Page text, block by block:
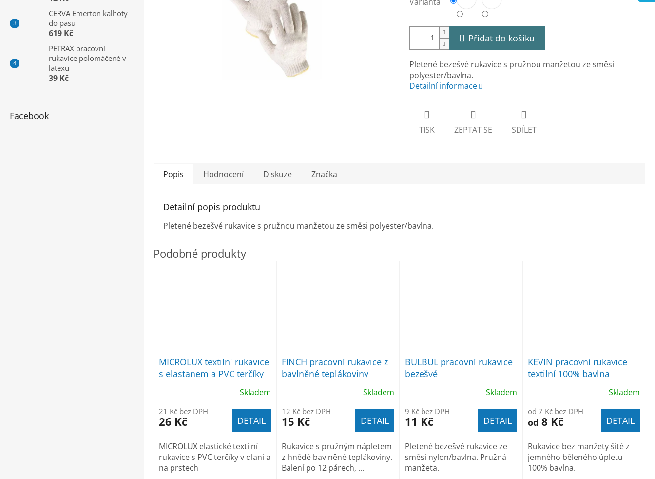
CERVA Emerton kalhoty
do pasu
619 Kč
PETRAX pracovní
rukavice polomáčené v
latexu
39 Kč
Facebook
Přidat do košíku
Pletené bezešvé rukavice s pružnou manžetou ze směsi
polyester/bavlna.
Detailní informace
TISK ZEPTAT SE SDÍLET
Popis Hodnocení Diskuze Značka
Detailní popis produktu
Pletené bezešvé rukavice s pružnou manžetou ze směsi polyester/bavlna.
MICROLUX textilní rukavice
s elastanem a PVC terčíky
Skladem
21 Kč bez DPH
26 Kč DETAIL
MICROLUX elastické textilní
rukavice s PVC terčíky v dlani a
na prstech
FINCH pracovní rukavice z
bavlněné teplákoviny
Skladem
12 Kč bez DPH
15 Kč DETAIL
Rukavice s pružným nápletem
z hnědé bavlněné teplákoviny.
Balení po 12 párech, ...
BULBUL pracovní rukavice
bezešvé
Skladem
9 Kč bez DPH
11 Kč DETAIL
Pletené bezešvé rukavice ze
směsi nylon/bavlna. Pružná
manžeta.
KEVIN pracovní rukavice
textilní 100% bavlna
Skladem
od 7 Kč bez DPH
od 8 Kč DETAIL
Rukavice bez manžety šité z
jemného běleného úpletu
100% bavlna.